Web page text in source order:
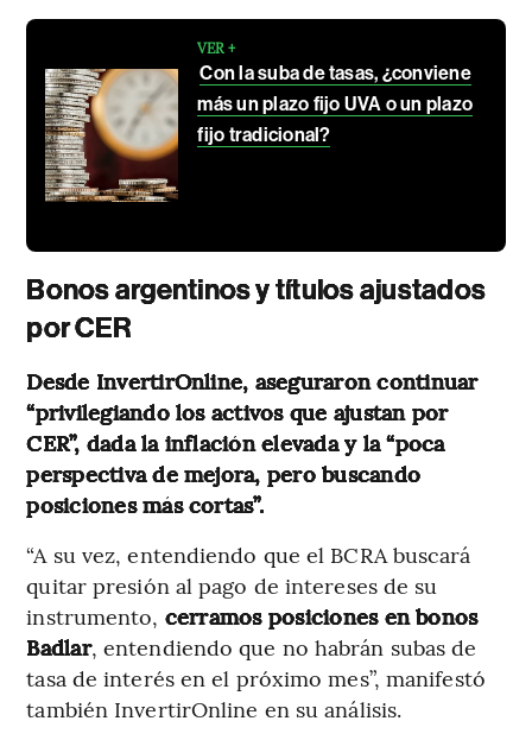
VER +
Con la suba de tasas, ¿conviene
más un plazo fijo UVA o un plazo
fijo tradicional?
Bonos argentinos y títulos ajustados
por CER
Desde InvertirOnline, aseguraron continuar
“privilegiando los activos que ajustan por
CER”, dada la inflación elevada y la “poca
perspectiva de mejora, pero buscando
posiciones más cortas”.
“A su vez, entendiendo que el BCRA buscará
quitar presión al pago de intereses de su
instrumento, cerramos posiciones en bonos
Badlar, entendiendo que no habrán subas de
tasa de interés en el próximo mes”, manifestó
también InvertirOnline en su análisis.